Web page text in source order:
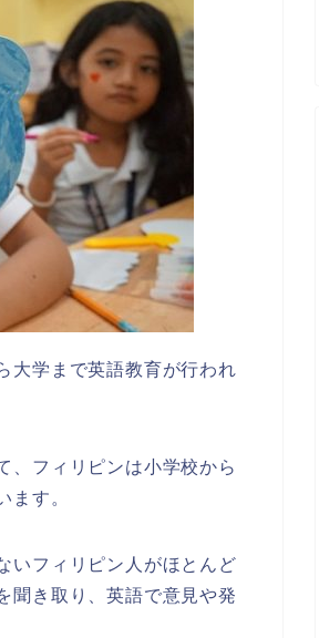
大学まで英語教育が行われ
、フィリピンは小学校から
ます。
いフィリピン人がほとんど
聞き取り、英語で意見や発